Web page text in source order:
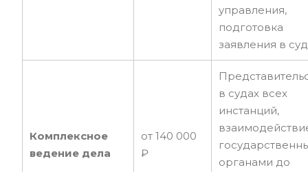
управления,
подготовка
заявления в
Комплексное
ведение дела
от 140 000
₽
в судах всех
инстанций,
органами до